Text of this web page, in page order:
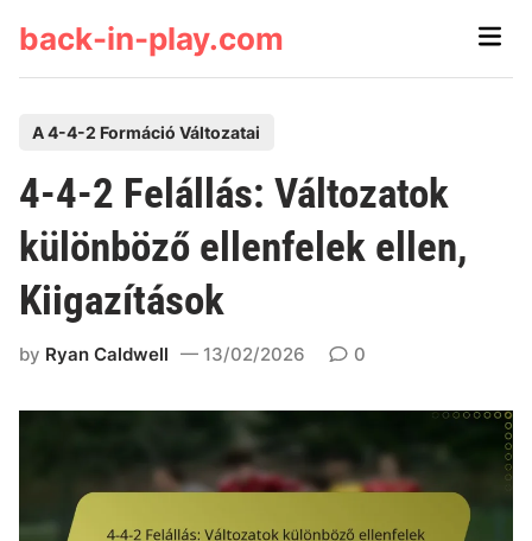
back-in-play.com
Main
s
t
e
d
n
A 4-4-2 Formáció Változatai
4-4-2 Felállás: Változatok
különböző ellenfelek ellen,
Kiigazítások
by Ryan Caldwell 13/02/2026 0